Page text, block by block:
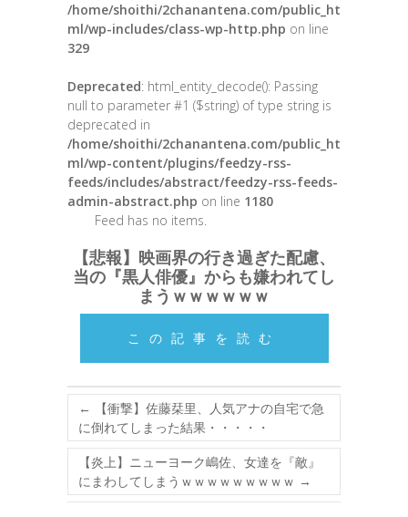
/home/shoithi/2chanantena.com/public_ht
ml/wp-includes/class-wp-http.php on line
329
Deprecated: html_entity_decode(): Passing
null to parameter #1 ($string) of type string is
deprecated in
/home/shoithi/2chanantena.com/public_ht
ml/wp-content/plugins/feedzy-rss-
feeds/includes/abstract/feedzy-rss-feeds-
admin-abstract.php on line 1180
Feed has no items.
【悲報】映画界の行き過ぎた配慮、
当の『黒人俳優』からも嫌われてし
まうｗｗｗｗｗｗ
この記事を読む
←
【衝撃】佐藤栞里、人気アナの自宅で急
に倒れてしまった結果・・・・・
【炎上】ニューヨーク嶋佐、女達を『敵』
にまわしてしまうｗｗｗｗｗｗｗｗｗ →